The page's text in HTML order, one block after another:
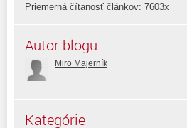
Priemerná čítanosť článkov: 7603x
Autor blogu
Miro Majerník
Kategórie